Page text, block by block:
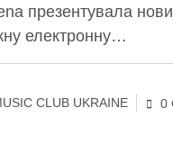
презентувала
електронну…
CLUB UKRAINE 0